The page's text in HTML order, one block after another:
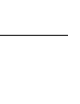
Pakolliset